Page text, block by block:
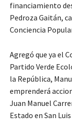
financiamiento
Pedroza Gaitán,
Conciencia
Agregó que ya el
Partido Verde
la República,
emprenderá
Juan Manuel
Estado en San